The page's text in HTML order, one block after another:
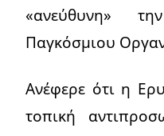
«ανεύθυνη»
Παγκόσμιου
Ανέφερε ότι η
τοπική